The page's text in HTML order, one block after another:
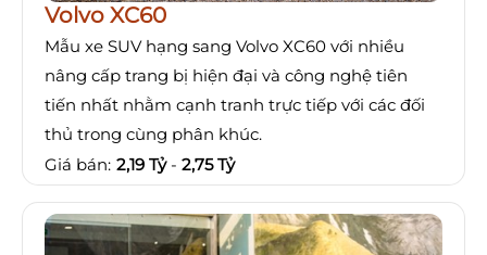
Volvo XC60
Mẫu xe SUV hạng sang Volvo XC60 với nhiều
nâng cấp trang bị hiện đại và công nghệ tiên
tiến nhất nhằm cạnh tranh trực tiếp với các đối
thủ trong cùng phân khúc.
Giá bán: 2,19 Tỷ - 2,75 Tỷ